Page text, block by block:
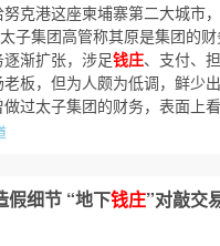
克港这座柬埔寨第二大城市
子集团高管称其原是集团的
渐扩张，涉足钱庄、支付、
板，但为人颇为低调，鲜少
做过太子集团的财务，表面
假细节 “地下钱庄”对敲交